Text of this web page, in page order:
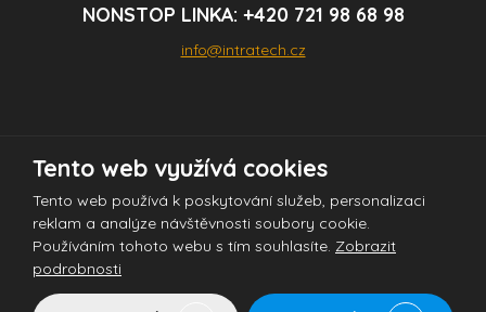
NONSTOP LINKA: +420 721 98 68 98
info@intratech.cz
© 2026 INTRATECH družstvo - všechna práva vyhrazena
Tento web je chráněn pomocí Google ReCAPTCHA a platí pro něj
zásady ochrany osobních údajů
společnosti Google.
Tento web využívá cookies
Tento web používá k poskytování služeb, personalizaci
reklam a analýze návštěvnosti soubory cookie.
Používáním tohoto webu s tím souhlasíte. Zobrazit
podrobnosti